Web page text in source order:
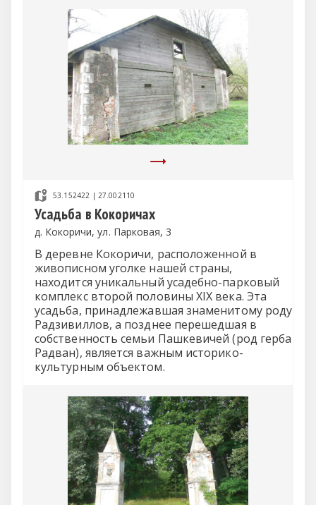
53.152422 | 27.002110
Усадьба в Кокоричах
д. Кокоричи, ул. Парковая, 3
В деревне Кокоричи, расположенной в
живописном уголке нашей страны,
находится уникальный усадебно-парковый
комплекс второй половины XIX века. Эта
усадьба, принадлежавшая знаменитому роду
Радзивиллов, а позднее перешедшая в
собственность семьи Пашкевичей (род герба
Радван), является важным историко-
культурным объектом.